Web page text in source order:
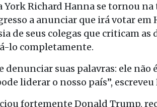
York Richard Hanna se tornou
a anunciar que irá votar
de seus colegas que criticam as
lo completamente.
suas palavras: ele não
liderar o nosso país”, escreveu
fortemente Donald Trump,